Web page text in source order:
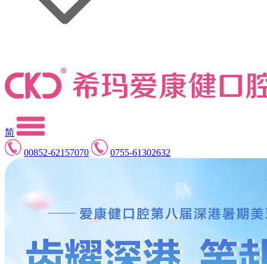
简
00852-62157070
0755-61302632